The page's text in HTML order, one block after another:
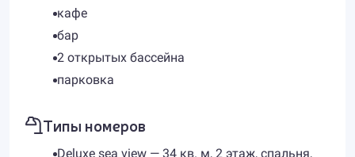
кафе
бар
2 открытых бассейна
парковка
Типы номеров
Deluxe sea view — 34 кв. м, 2 этаж, спальня,